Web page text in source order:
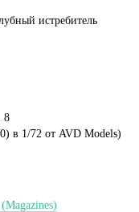
истребитель
8
в 1/72 от AVD Models)